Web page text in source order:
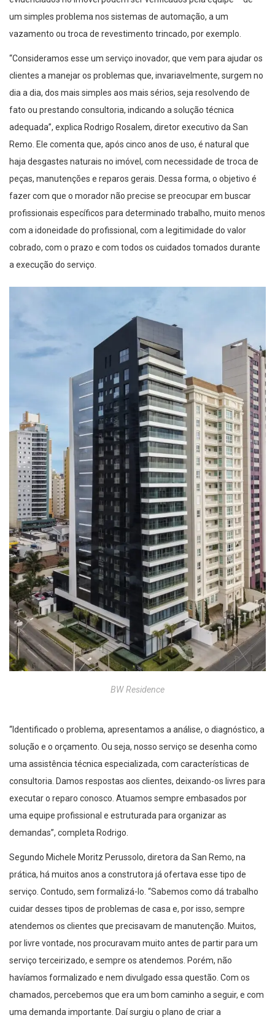
um simples problema nos sistemas de automação, a um
vazamento ou troca de revestimento trincado, por exemplo.
“Consideramos esse um serviço inovador, que vem para ajudar os
clientes a manejar os problemas que, invariavelmente, surgem no
dia a dia, dos mais simples aos mais sérios, seja resolvendo de
fato ou prestando consultoria, indicando a solução técnica
adequada”, explica Rodrigo Rosalem, diretor executivo da San
Remo. Ele comenta que, após cinco anos de uso, é natural que
haja desgastes naturais no imóvel, com necessidade de troca de
peças, manutenções e reparos gerais. Dessa forma, o objetivo é
fazer com que o morador não precise se preocupar em buscar
profissionais específicos para determinado trabalho, muito menos
com a idoneidade do profissional, com a legitimidade do valor
cobrado, com o prazo e com todos os cuidados tomados durante
a execução do serviço.
BW Residence
“Identificado o problema, apresentamos a análise, o diagnóstico, a
solução e o orçamento. Ou seja, nosso serviço se desenha como
uma assistência técnica especializada, com características de
consultoria. Damos respostas aos clientes, deixando-os livres para
executar o reparo conosco. Atuamos sempre embasados por
uma equipe profissional e estruturada para organizar as
demandas”, completa Rodrigo.
Segundo Michele Moritz Perussolo, diretora da San Remo, na
prática, há muitos anos a construtora já ofertava esse tipo de
serviço. Contudo, sem formalizá-lo. “Sabemos como dá trabalho
cuidar desses tipos de problemas de casa e, por isso, sempre
atendemos os clientes que precisavam de manutenção. Muitos,
por livre vontade, nos procuravam muito antes de partir para um
serviço terceirizado, e sempre os atendemos. Porém, não
havíamos formalizado e nem divulgado essa questão. Com os
chamados, percebemos que era um bom caminho a seguir, e com
uma demanda importante. Daí surgiu o plano de criar a